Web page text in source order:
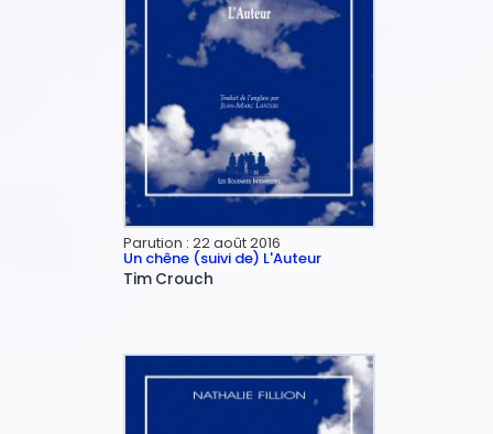
Parution : 22 août 2016
Un chêne (suivi de) L'Auteur
Tim Crouch